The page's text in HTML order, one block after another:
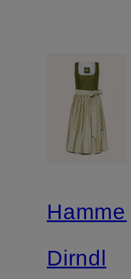
Dirndl